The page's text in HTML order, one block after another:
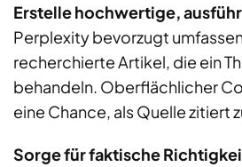
Erstelle hochwertige,
Perplexity bevorzugt
recherchierte Artikel, die ein
behandeln. Oberflächlicher
eine Chance, als Quelle zitiert
Sorge für faktische